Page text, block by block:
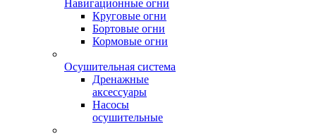
Навигационные огни
Круговые огни
Бортовые огни
Кормовые огни
Осушительная система
Дренажные
аксессуары
Насосы
осушительные